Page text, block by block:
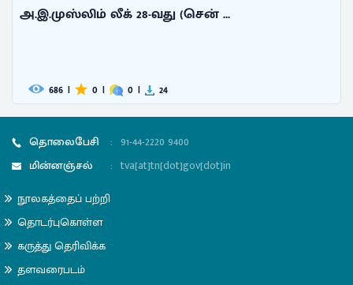
அ.இ.முஸ்லிம் லீக் 28-வது (சென் ...
686 | 0 | 0 | 24
தொலைபேசி : 91-44-2220 9400
மின்னஞ்சல்
: tva[at]tn[dot]gov[dot]in
நூலகத்தைப் பற்றி
தொடர்புகொள்ள
கருத்து தெரிவிக்க
தளவரைபடம்